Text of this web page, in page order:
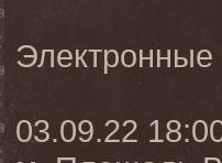
03.09.22